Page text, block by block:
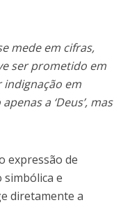
mede em cifras,
ser prometido em
em
a ‘Deus’, mas
expressão de
e
diretamente a